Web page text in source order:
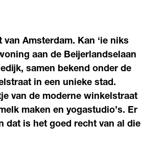
Amsterdam. Kan ‘ie niks
aan de Beijerlandselaan
samen bekend onder de
in een unieke stad.
van de moderne winkelstraat
maken en yogastudio’s. Er
dat is het goed recht van al die